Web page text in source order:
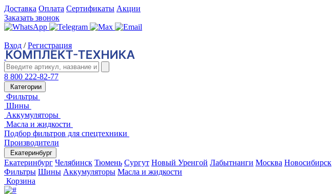
Доставка Оплата Сертификаты Акции
Заказать звонок
Вход / Регистрация
8 800 222-82-77
Категории
Фильтры
Шины
Аккумуляторы
Масла и жидкости
Подбор фильтров для спецтехники
Производители
Екатеринбург
Екатеринбург Челябинск Тюмень Сургут Новый Уренгой Лабытнанги Москва Новосибирск
Фильтры Шины Аккумуляторы Масла и жидкости
Корзина